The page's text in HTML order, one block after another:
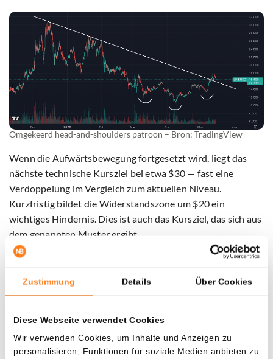
Zustimmung Details Über Cookies
Diese Webseite verwendet Cookies
Wir verwenden Cookies, um Inhalte und Anzeigen zu
personalisieren, Funktionen für soziale Medien anbieten zu
Omgekeerd head-and-shoulders patroon – Bron: TradingView
Wenn die Aufwärtsbewegung fortgesetzt wird, liegt das
nächste technische Kursziel bei etwa $30 — fast eine
Verdoppelung im Vergleich zum aktuellen Niveau.
Kurzfristig bildet die Widerstandszone um $20 ein
wichtiges Hindernis. Dies ist auch das Kursziel, das sich aus
dem genannten Muster ergibt.
LINK scheint den Abwärtstrend durchbrochen zu haben.
Mit einem klaren ‘Break of Structure’ dürfen Investoren
dass der Kurs über dem jüngsten Tief von $13 bleibt. Sollte